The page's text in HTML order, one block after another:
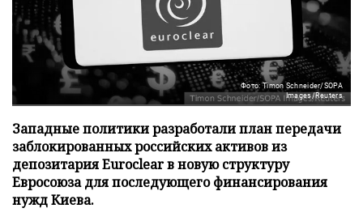
Фото: Timon Schneider/SOPA
Images/Reuters
Западные политики разработали план передачи
заблокированных российских активов из
депозитария Euroclear в новую структуру
Евросоюза для последующего финансирования
нужд Киева.